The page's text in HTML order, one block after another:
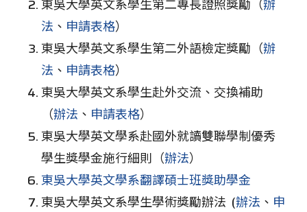
東吳大學英文系學生第二專長證照獎勵（辦
法 、 申請表格）
東吳大學英文系學生第二外語檢定獎勵（辦
法 、 申請表格）
東吳大學英文系學生赴外交流、交換補助
（辦法 、 申請表格）
東吳大學英文學系赴國外就讀雙聯學制優秀
學生獎學金施行細則（辦法）
東吳大學英文學系翻譯碩士班獎助學金
東吳大學英文系學生學術獎勵辦法 (辦法 、 申